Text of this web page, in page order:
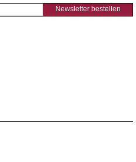
Newsletter bestellen